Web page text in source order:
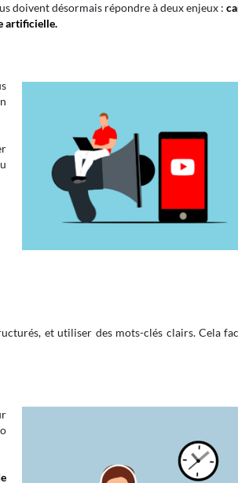
doivent désormais répondre à deux enjeux :
artificielle.
et utiliser des mots-clés clairs. Cela